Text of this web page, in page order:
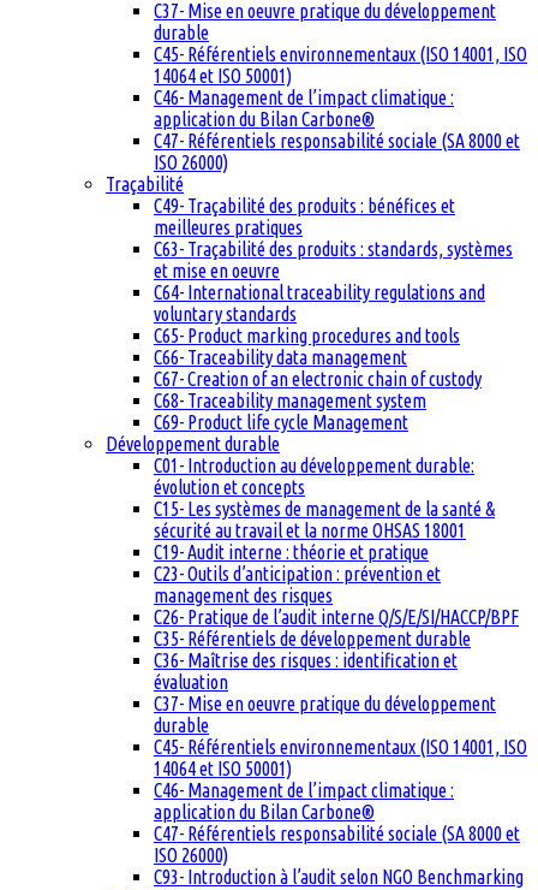
C37- Mise en oeuvre pratique du développement
durable
C45- Référentiels environnementaux (ISO 14001, ISO
14064 et ISO 50001)
C46- Management de l’impact climatique :
application du Bilan Carbone®
C47- Référentiels responsabilité sociale (SA 8000 et
ISO 26000)
Traçabilité
C49- Traçabilité des produits : bénéfices et
meilleures pratiques
C63- Traçabilité des produits : standards, systèmes
et mise en oeuvre
C64- International traceability regulations and
voluntary standards
C65- Product marking procedures and tools
C66- Traceability data management
C67- Creation of an electronic chain of custody
C68- Traceability management system
C69- Product life cycle Management
Développement durable
C01- Introduction au développement durable:
évolution et concepts
C15- Les systèmes de management de la santé &
sécurité au travail et la norme OHSAS 18001
C19- Audit interne : théorie et pratique
C23- Outils d’anticipation : prévention et
management des risques
C26- Pratique de l’audit interne Q/S/E/SI/HACCP/BPF
C35- Référentiels de développement durable
C36- Maîtrise des risques : identification et
évaluation
C37- Mise en oeuvre pratique du développement
durable
C45- Référentiels environnementaux (ISO 14001, ISO
14064 et ISO 50001)
C46- Management de l’impact climatique :
application du Bilan Carbone®
C47- Référentiels responsabilité sociale (SA 8000 et
ISO 26000)
C93- Introduction à l’audit selon NGO Benchmarking